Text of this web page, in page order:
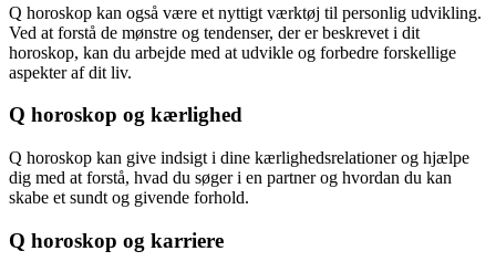
Q horoskop kan også være et nyttigt værktøj til personlig udvikling.
Ved at forstå de mønstre og tendenser, der er beskrevet i dit
horoskop, kan du arbejde med at udvikle og forbedre forskellige
aspekter af dit liv.
Q horoskop og kærlighed
Q horoskop kan give indsigt i dine kærlighedsrelationer og hjælpe
dig med at forstå, hvad du søger i en partner og hvordan du kan
skabe et sundt og givende forhold.
Q horoskop og karriere